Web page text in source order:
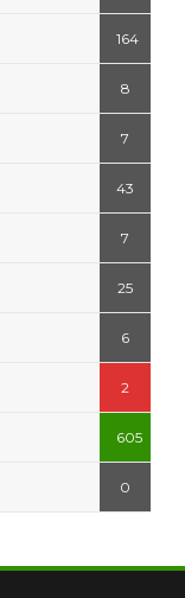
164
8
7
43
7
25
6
2
605
0